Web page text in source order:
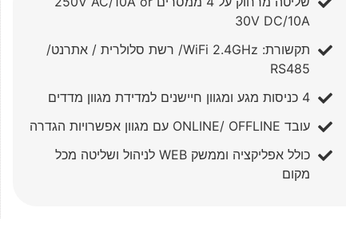
30V DC/10A
תקשורת: WiFi 2.4GHz/ רשת סלולרית / אתרנט/
RS485
4 כניסות מגע ומגוון חיישנים למדידת מגוון מדדים
עובד ONLINE/ OFFLINE עם מגוון אפשרויות הגדרה
כולל אפליקציה וממשק WEB לניהול ושליטה מכל
מקום